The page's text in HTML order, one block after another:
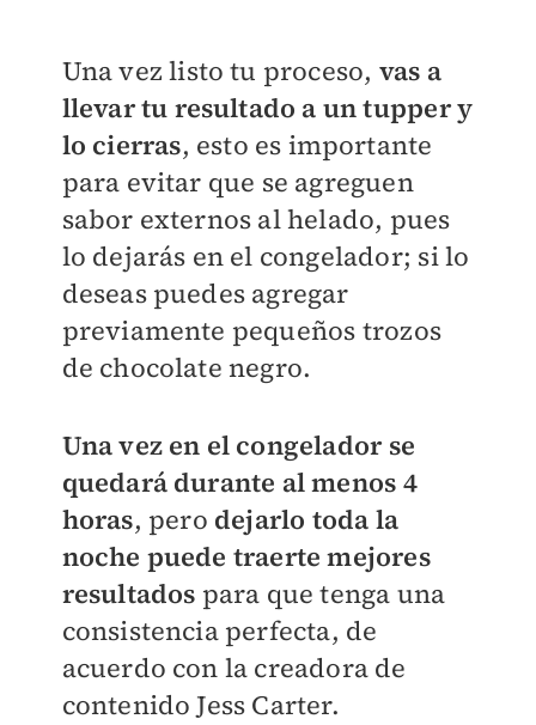
Una vez listo tu proceso, vas a
llevar tu resultado a un tupper y
lo cierras, esto es importante
para evitar que se agreguen
sabor externos al helado, pues
lo dejarás en el congelador; si lo
deseas puedes agregar
previamente pequeños trozos
de chocolate negro.
Una vez en el congelador se
quedará durante al menos 4
horas, pero dejarlo toda la
noche puede traerte mejores
resultados para que tenga una
consistencia perfecta, de
acuerdo con la creadora de
contenido Jess Carter.